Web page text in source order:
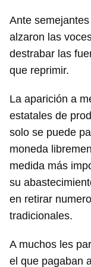
Ante
alzaron las
destrabar las
que reprimir.
La aparición a
estatales de
solo se puede
moneda
medida más
su
en retirar
tradicionales.
A muchos les
el que pagaban